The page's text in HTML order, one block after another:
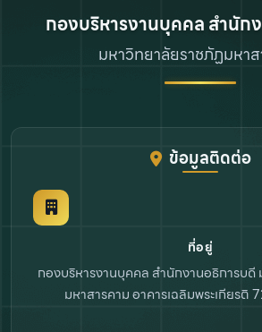
กองบริหารงานบุคคล สำนัก
มหาวิทยาลัยราชภัฏมหา
ข้อมูลติดต่อ
ที่อยู่
กองบริหารงานบุคคล สำนักงานอธิการบดี
มหาสารคามอาคารเฉลิมพระเกียรติ